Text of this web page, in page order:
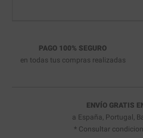
PAGO 100% SEGURO
en todas tus compras realizadas
ENVÍO GRATIS
a España, Portugal,
* Consultar